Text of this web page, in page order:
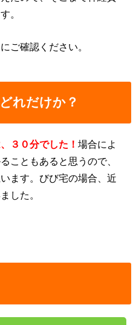
。
ご確認ください。
れだけか？
３０分でした！場合によ
こともあると思うので、
ます。びび宅の場合、近
した。